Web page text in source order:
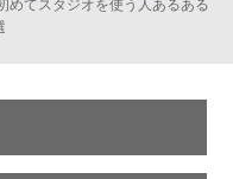
めてスタジオを使う人あるある